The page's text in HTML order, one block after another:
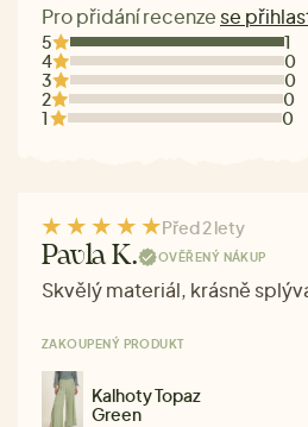
Pro přidání recenze se
5
1
4
0
3
0
2
0
1
0
Před 2 lety
Pavla K. OVĚŘENÝ NÁKUP
Skvělý materiál, krásně
ZAKOUPENÝ PRODUKT
Kalhoty Topaz
Green